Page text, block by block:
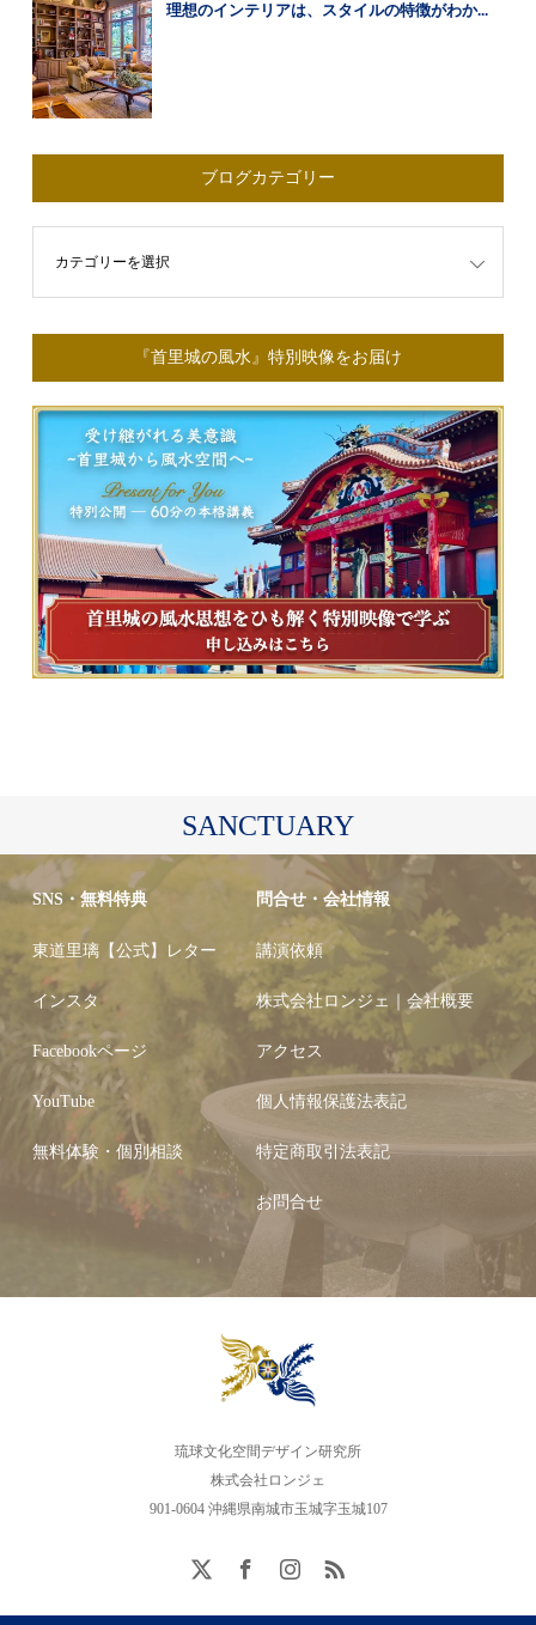
理想のインテリアは、スタイルの特徴がわか...
ブログカテゴリー
『首里城の風水』特別映像をお届け
SANCTUARY
SNS・無料特典
東道里璃【公式】レター
インスタ
Facebookページ
YouTube
無料体験・個別相談
問合せ・会社情報
講演依頼
株式会社ロンジェ｜会社概要
アクセス
個人情報保護法表記
特定商取引法表記
お問合せ
琉球文化空間デザイン研究所
株式会社ロンジェ
901-0604 沖縄県南城市玉城字玉城107